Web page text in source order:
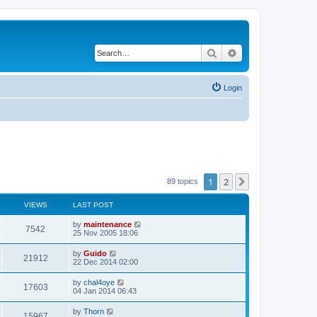
Search
Login
89 topics 1 2
VIEWS LAST POST
7542 by maintenance
25 Nov 2005 18:06
21912 by Guido
22 Dec 2014 02:00
17603 by chal4oye
04 Jan 2014 06:43
by Thorn